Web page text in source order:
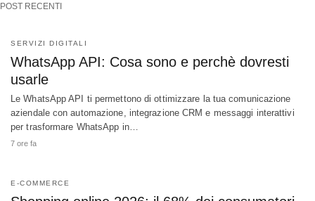
POST RECENTI
SERVIZI DIGITALI
WhatsApp API: Cosa sono e perchè dovresti
usarle
Le WhatsApp API ti permettono di ottimizzare la tua comunicazione
aziendale con automazione, integrazione CRM e messaggi interattivi
per trasformare WhatsApp in…
7 ore fa
E-COMMERCE